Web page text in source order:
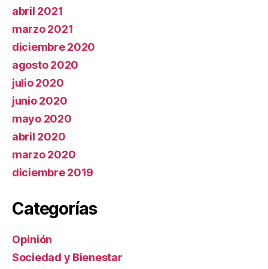
abril 2021
marzo 2021
diciembre 2020
agosto 2020
julio 2020
junio 2020
mayo 2020
abril 2020
marzo 2020
diciembre 2019
Categorías
Opinión
Sociedad y Bienestar